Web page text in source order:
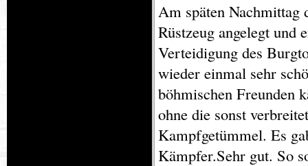
Am späten Nachmittag
Rüstzeug angelegt und
Verteidigung des
wieder einmal sehr
böhmischen Freunden
ohne die sonst
Kampfgetümmel. Es
Kämpfer.Sehr gut. So